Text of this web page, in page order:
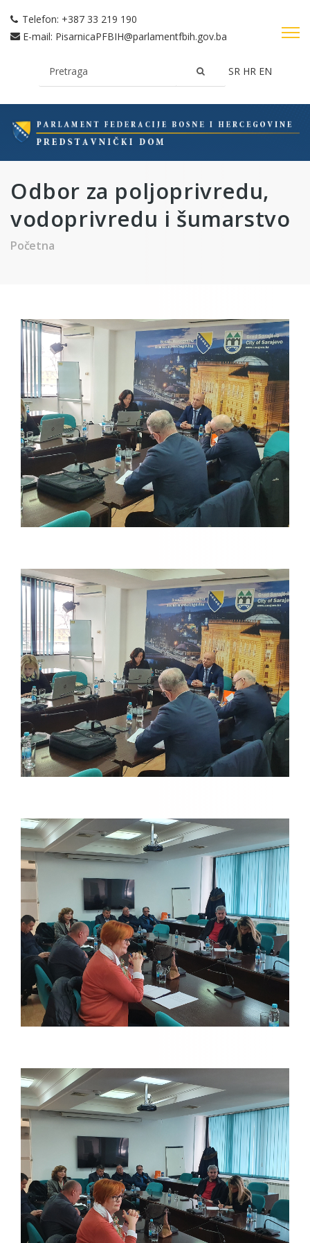
Telefon: +387 33 219 190
E-mail: PisarnicaPFBIH@parlamentfbih.gov.ba
SR HR EN
Odbor za poljoprivredu,
vodoprivredu i šumarstvo
Početna